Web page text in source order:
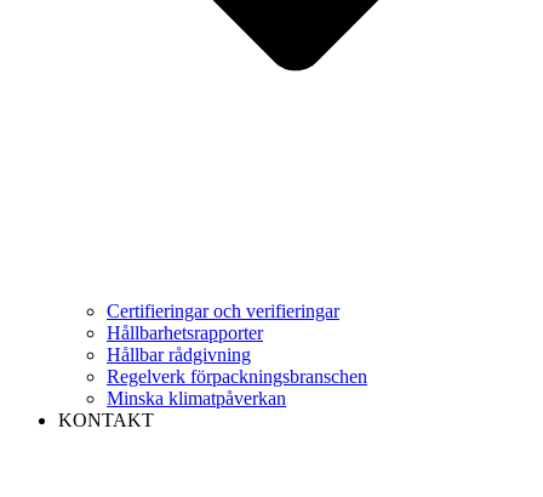
Certifieringar och verifieringar
Hållbarhetsrapporter
Hållbar rådgivning
Regelverk förpackningsbranschen
Minska klimatpåverkan
KONTAKT